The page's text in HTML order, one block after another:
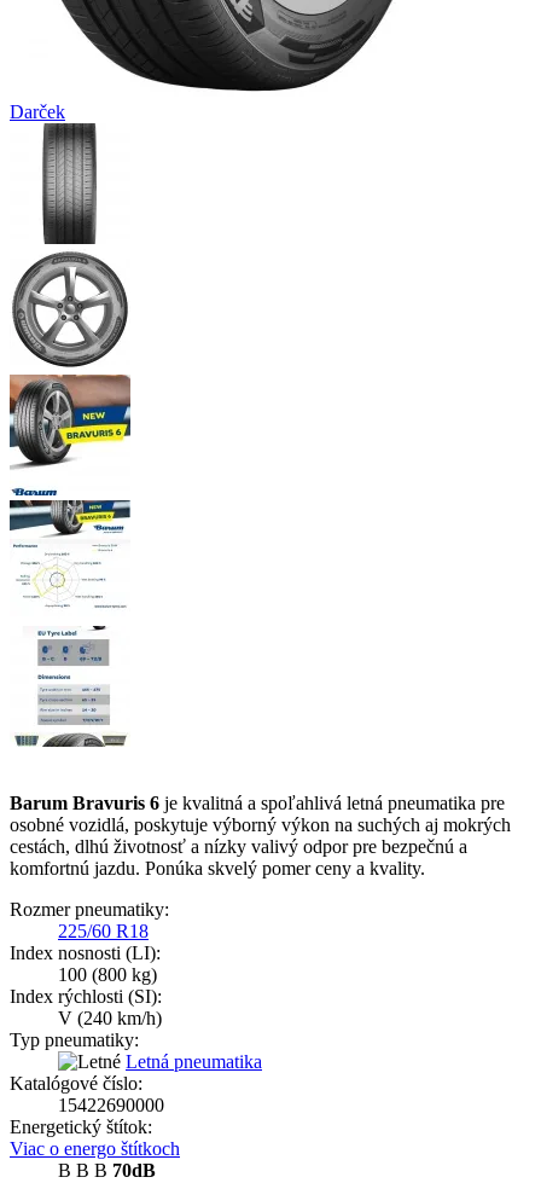
Darček
Barum Bravuris 6 je kvalitná a spoľahlivá letná pneumatika pre
osobné vozidlá, poskytuje výborný výkon na suchých aj mokrých
cestách, dlhú životnosť a nízky valivý odpor pre bezpečnú a
komfortnú jazdu. Ponúka skvelý pomer ceny a kvality.
Rozmer pneumatiky:
225/60 R18
Index nosnosti (LI):
100 (800 kg)
Index rýchlosti (SI):
V (240 km/h)
Typ pneumatiky:
Letná pneumatika
Katalógové číslo:
15422690000
Energetický štítok:
Viac o energo štítkoch
B B B 70dB